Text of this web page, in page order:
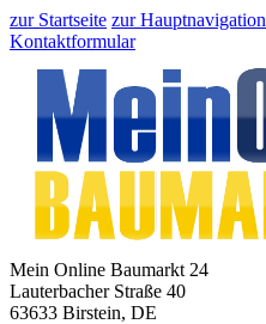
zur Startseite zur Hauptnavigation
Kontaktformular
Mein Online Baumarkt 24
Lauterbacher Straße 40
63633 Birstein, DE